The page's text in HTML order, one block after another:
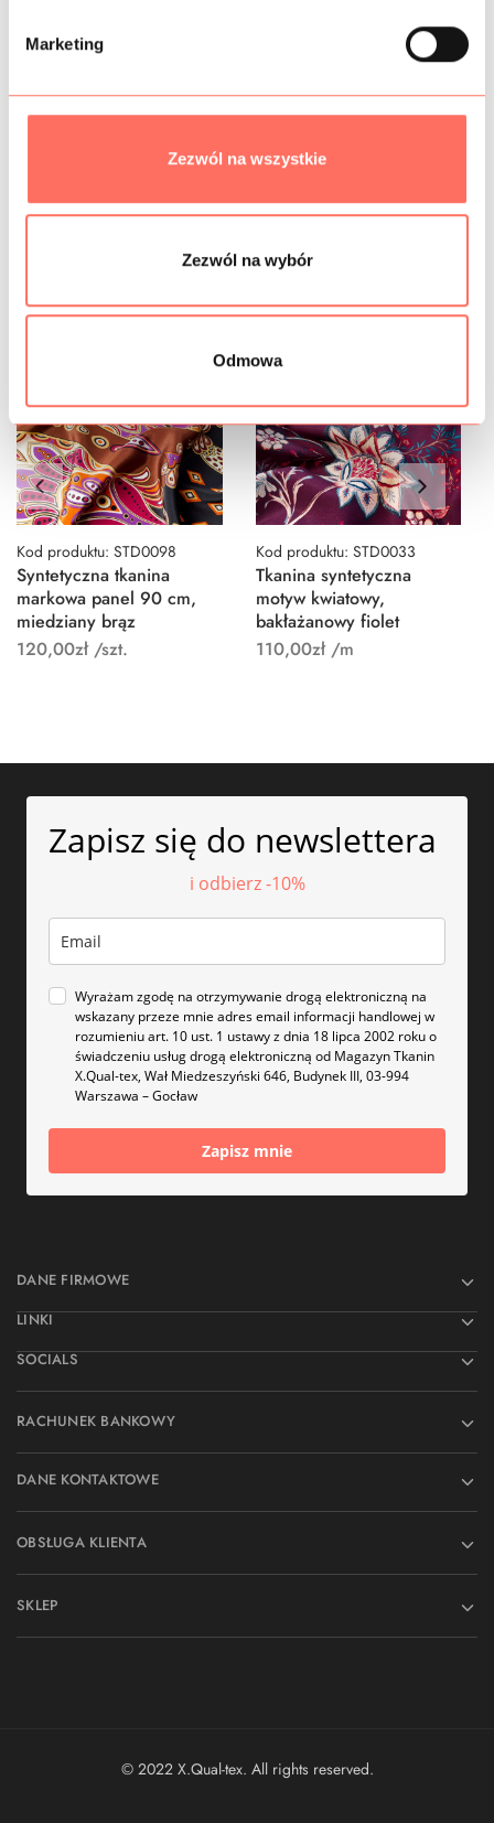
Marketing
Zezwól na wszystkie
Zezwól na wybór
Odmowa
PRÓBKI TKANIN
Podobne produkty
Kod produktu: STD0098
Syntetyczna tkanina
markowa panel 90 cm,
miedziany brąz
120,00zł/szt.
Kod produktu: STD0033
Tkanina syntetyczna
motyw kwiatowy,
bakłażanowy fiolet
110,00zł/m
Zapisz się do newslettera
i odbierz -10%
Wyrażam zgodę na otrzymywanie drogą elektroniczną na
wskazany przeze mnie adres email informacji handlowej w
rozumieniu art. 10 ust. 1 ustawy z dnia 18 lipca 2002 roku o
świadczeniu usług drogą elektroniczną od Magazyn Tkanin
X.Qual-tex, Wał Miedzeszyński 646, Budynek III, 03-994
Warszawa – Gocław
Zapisz mnie
DANE FIRMOWE
LINKI
SOCIALS
RACHUNEK BANKOWY
DANE KONTAKTOWE
OBSŁUGA KLIENTA
SKLEP
© 2022 X.Qual-tex. All rights reserved.